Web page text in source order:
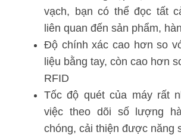
vạch, bạn có thể đọc tất
liên quan đến sản phẩm,
Độ chính xác cao hơn so
liệu bằng tay, còn cao hơn
RFID
Tốc độ quét của máy rất
việc theo dõi số lượng
chóng, cải thiện được năng